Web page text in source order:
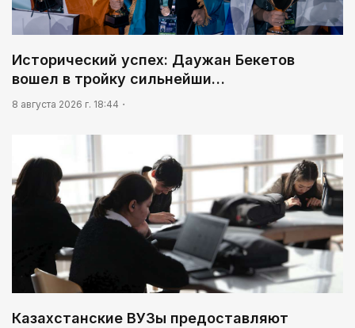
Исторический успех: Даужан Бекетов
вошел в тройку сильнейши…
8 августа 2026 г. 18:44
Казахстанские ВУЗы предоставляют